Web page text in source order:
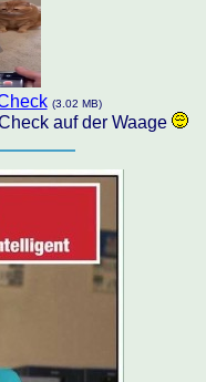
(3.02 MB)
auf der Waage